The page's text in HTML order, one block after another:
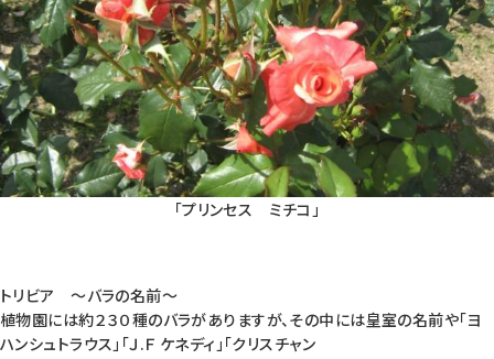
「プリンセス ミチコ」
トリビア 〜バラの名前〜
植物園には約２３０種のバラがありますが、その中には皇室の名前や「ヨ
ハンシュトラウス」「Ｊ.Ｆ ケネディ」「クリスチャン